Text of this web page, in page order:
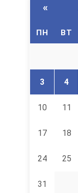
«
ПН ВТ
3 4
10 11
17 18
24 25
31